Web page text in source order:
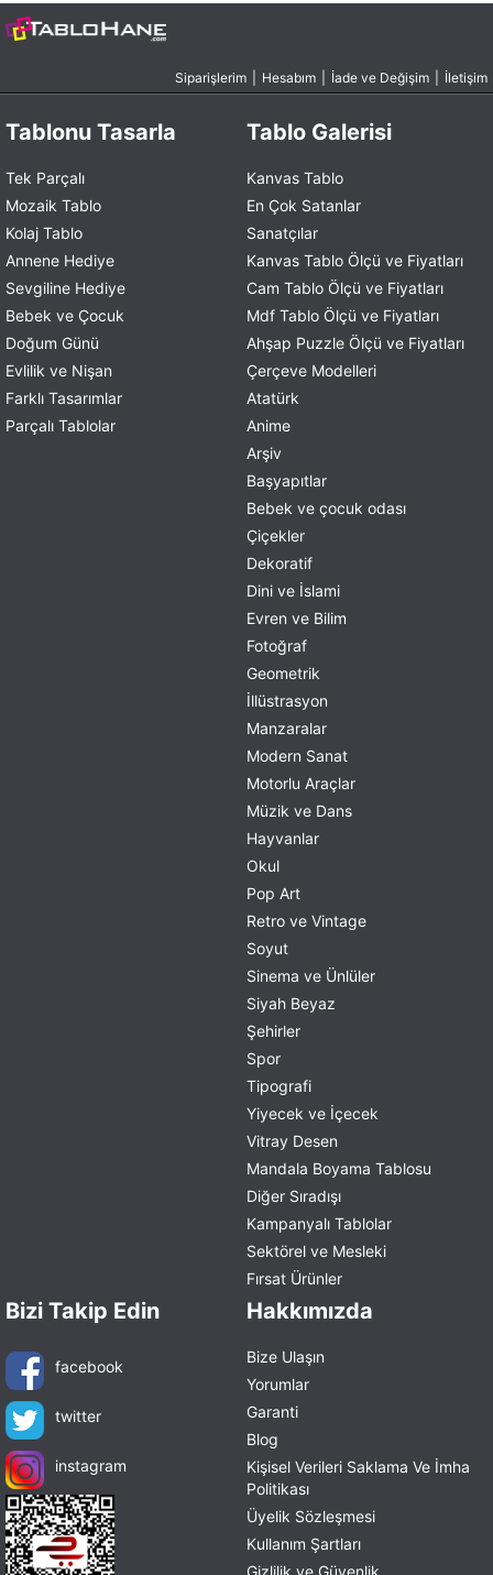
Siparişlerim Hesabım İade ve Değişim İletişim
Tablonu Tasarla
Tek Parçalı
Mozaik Tablo
Kolaj Tablo
Annene Hediye
Sevgiline Hediye
Bebek ve Çocuk
Doğum Günü
Evlilik ve Nişan
Farklı Tasarımlar
Parçalı Tablolar
Tablo Galerisi
Kanvas Tablo
En Çok Satanlar
Sanatçılar
Kanvas Tablo Ölçü ve Fiyatları
Cam Tablo Ölçü ve Fiyatları
Mdf Tablo Ölçü ve Fiyatları
Ahşap Puzzle Ölçü ve Fiyatları
Çerçeve Modelleri
Atatürk
Anime
Arşiv
Başyapıtlar
Bebek ve çocuk odası
Çiçekler
Dekoratif
Dini ve İslami
Evren ve Bilim
Fotoğraf
Geometrik
İllüstrasyon
Manzaralar
Modern Sanat
Motorlu Araçlar
Müzik ve Dans
Hayvanlar
Okul
Pop Art
Retro ve Vintage
Soyut
Sinema ve Ünlüler
Siyah Beyaz
Şehirler
Spor
Tipografi
Yiyecek ve İçecek
Vitray Desen
Mandala Boyama Tablosu
Diğer Sıradışı
Kampanyalı Tablolar
Sektörel ve Mesleki
Fırsat Ürünler
Bizi Takip Edin
facebook
twitter
instagram
Hakkımızda
Bize Ulaşın
Yorumlar
Garanti
Blog
Kişisel Verileri Saklama Ve İmha
Politikası
Üyelik Sözleşmesi
Kullanım Şartları
Gizlilik ve Güvenlik